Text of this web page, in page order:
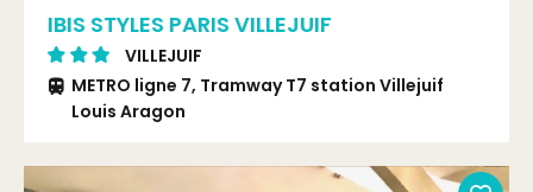
IBIS STYLES PARIS VILLEJUIF
VILLEJUIF
METRO ligne 7, Tramway T7 station Villejuif
Louis Aragon